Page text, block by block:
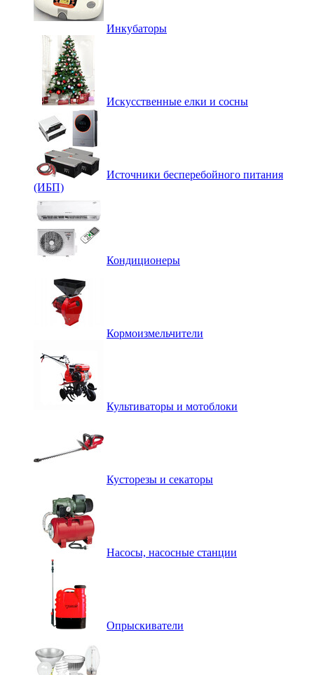
Инкубаторы
Искусственные елки и сосны
Источники бесперебойного питания
(ИБП)
Кондиционеры
Кормоизмельчители
Культиваторы и мотоблоки
Кусторезы и секаторы
Насосы, насосные станции
Опрыскиватели